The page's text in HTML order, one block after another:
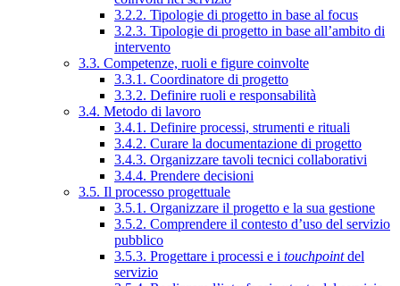
3.2.2. Tipologie di progetto in base al focus
3.2.3. Tipologie di progetto in base all’ambito di
intervento
3.3. Competenze, ruoli e figure coinvolte
3.3.1. Coordinatore di progetto
3.3.2. Definire ruoli e responsabilità
3.4. Metodo di lavoro
3.4.1. Definire processi, strumenti e rituali
3.4.2. Curare la documentazione di progetto
3.4.3. Organizzare tavoli tecnici collaborativi
3.4.4. Prendere decisioni
3.5. Il processo progettuale
3.5.1. Organizzare il progetto e la sua gestione
3.5.2. Comprendere il contesto d’uso del servizio
pubblico
3.5.3. Progettare i processi e i touchpointdel
servizio